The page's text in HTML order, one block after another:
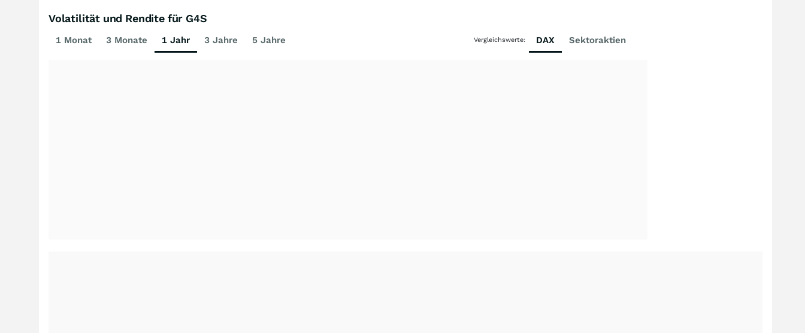
Volatilität und Rendite für G4S
1 Monat 3 Monate 1 Jahr 3 Jahre 5 Jahre Vergleichswerte: DAX Sektoraktien